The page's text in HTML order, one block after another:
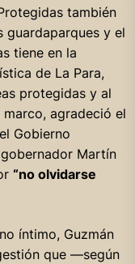
también
guardaparques y el
tiene en la
de La Para,
protegidas y al
agradeció el
Gobierno
Martín
“no olvidarse
íntimo, Guzmán
que —según